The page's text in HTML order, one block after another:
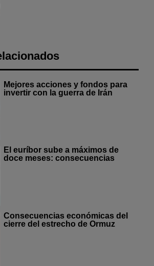
Mejores acciones y fondos para
invertir con la guerra de Irán
El euríbor sube a máximos de
doce meses: consecuencias
Consecuencias económicas del
cierre del estrecho de Ormuz